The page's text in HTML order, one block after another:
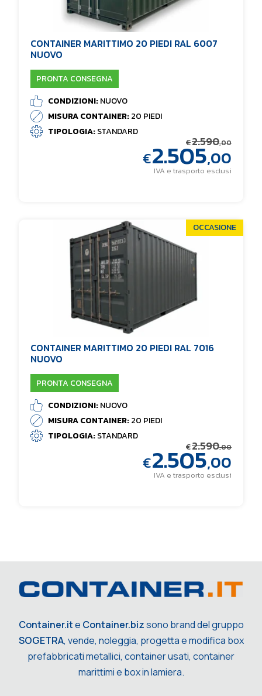
CONTAINER MARITTIMO 20 PIEDI RAL 6007
NUOVO
PRONTA CONSEGNA
CONDIZIONI:NUOVO
MISURA CONTAINER:20 PIEDI
TIPOLOGIA:STANDARD
€2.590,00
€2.505,00
IVA e trasporto esclusi
OCCASIONE
CONTAINER MARITTIMO 20 PIEDI RAL 7016
NUOVO
PRONTA CONSEGNA
CONDIZIONI:NUOVO
MISURA CONTAINER:20 PIEDI
TIPOLOGIA:STANDARD
€2.590,00
€2.505,00
IVA e trasporto esclusi
Container.ite Container.bizsono brand del gruppo
SOGETRA, vende, noleggia, progetta e modifica box
prefabbricati metallici, container usati, container
marittimi e box in lamiera.